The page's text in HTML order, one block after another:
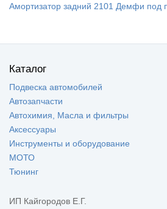
Амортизатор задний 2101 Демфи под
Каталог
Подвеска автомобилей
Автозапчасти
Автохимия, Масла и фильтры
Аксессуары
Инструменты и оборудование
МОТО
Тюнинг
ИП Кайгородов Е.Г.